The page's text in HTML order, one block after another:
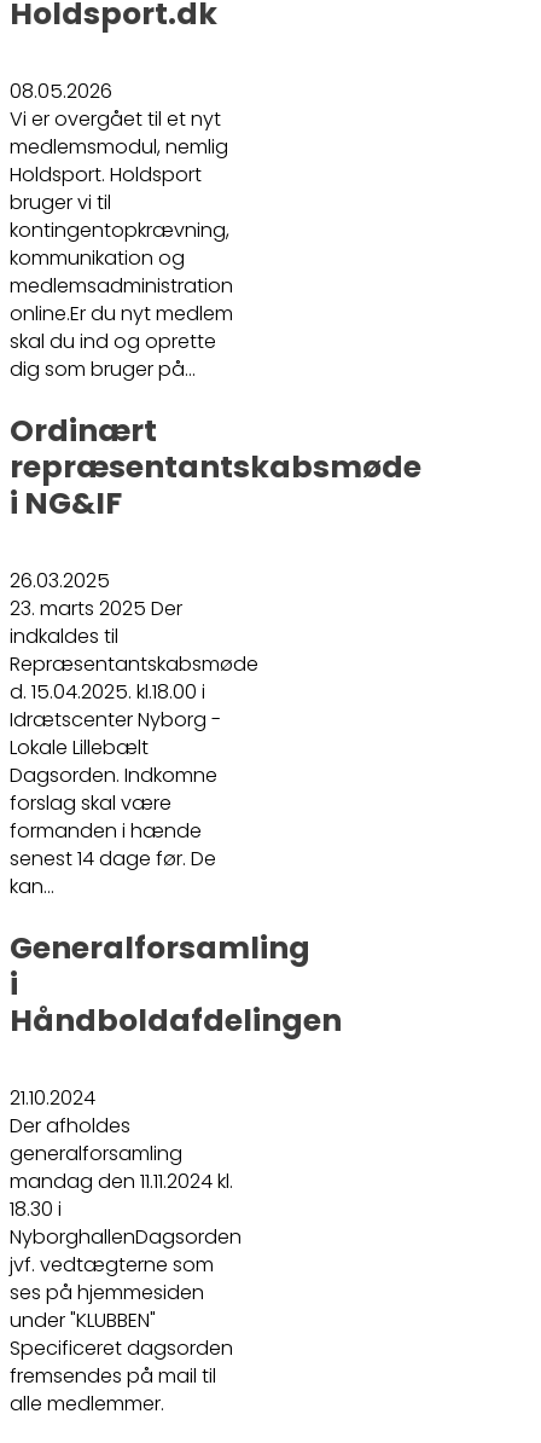
Holdsport.dk
08.05.2026
Vi er overgået til et nyt
medlemsmodul, nemlig
Holdsport. Holdsport
bruger vi til
kontingentopkrævning,
kommunikation og
medlemsadministration
online.Er du nyt medlem
skal du ind og oprette
dig som bruger på…
Ordinært
repræsentantskabsmøde
i NG&IF
26.03.2025
23. marts 2025 Der
indkaldes til
Repræsentantskabsmøde
d. 15.04.2025. kl.18.00 i
Idrætscenter Nyborg -
Lokale Lillebælt
Dagsorden. Indkomne
forslag skal være
formanden i hænde
senest 14 dage før. De
kan…
Generalforsamling
i
Håndboldafdelingen
21.10.2024
Der afholdes
generalforsamling
mandag den 11.11.2024 kl.
18.30 i
NyborghallenDagsorden
jvf. vedtægterne som
ses på hjemmesiden
under "KLUBBEN"
Specificeret dagsorden
fremsendes på mail til
alle medlemmer.